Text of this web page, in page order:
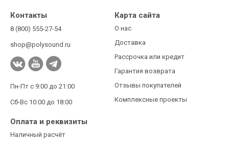
Контакты
8 (800) 555-27-54
shop@polysound.ru
Пн-Пт с 9:00 до 21:00
Сб-Вс 10:00 до 18:00
Карта сайта
О нас
Доставка
Рассрочка или кредит
Гарантия возврата
Отзывы покупателей
Комплексные проекты
Оплата и реквизиты
Наличный расчёт